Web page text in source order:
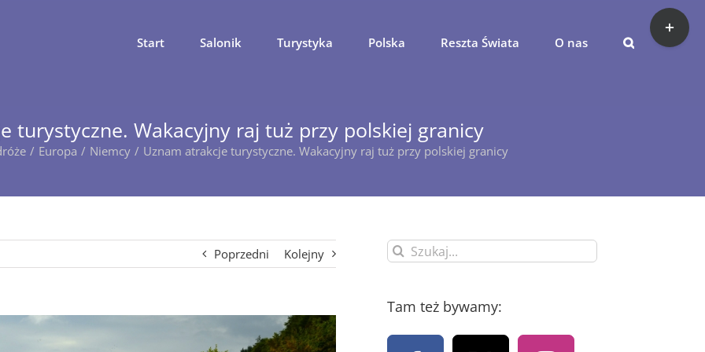
Start Salonik Turystyka Polska Reszta Świata O nas
turystyczne. Wakacyjny raj tuż przy polskiej granicy
Europa Niemcy Uznam atrakcje turystyczne. Wakacyjny raj tuż przy polskiej granicy
Poprzedni Kolejny Szukaj
Tam też bywamy:
Toggle
Sliding
Bar